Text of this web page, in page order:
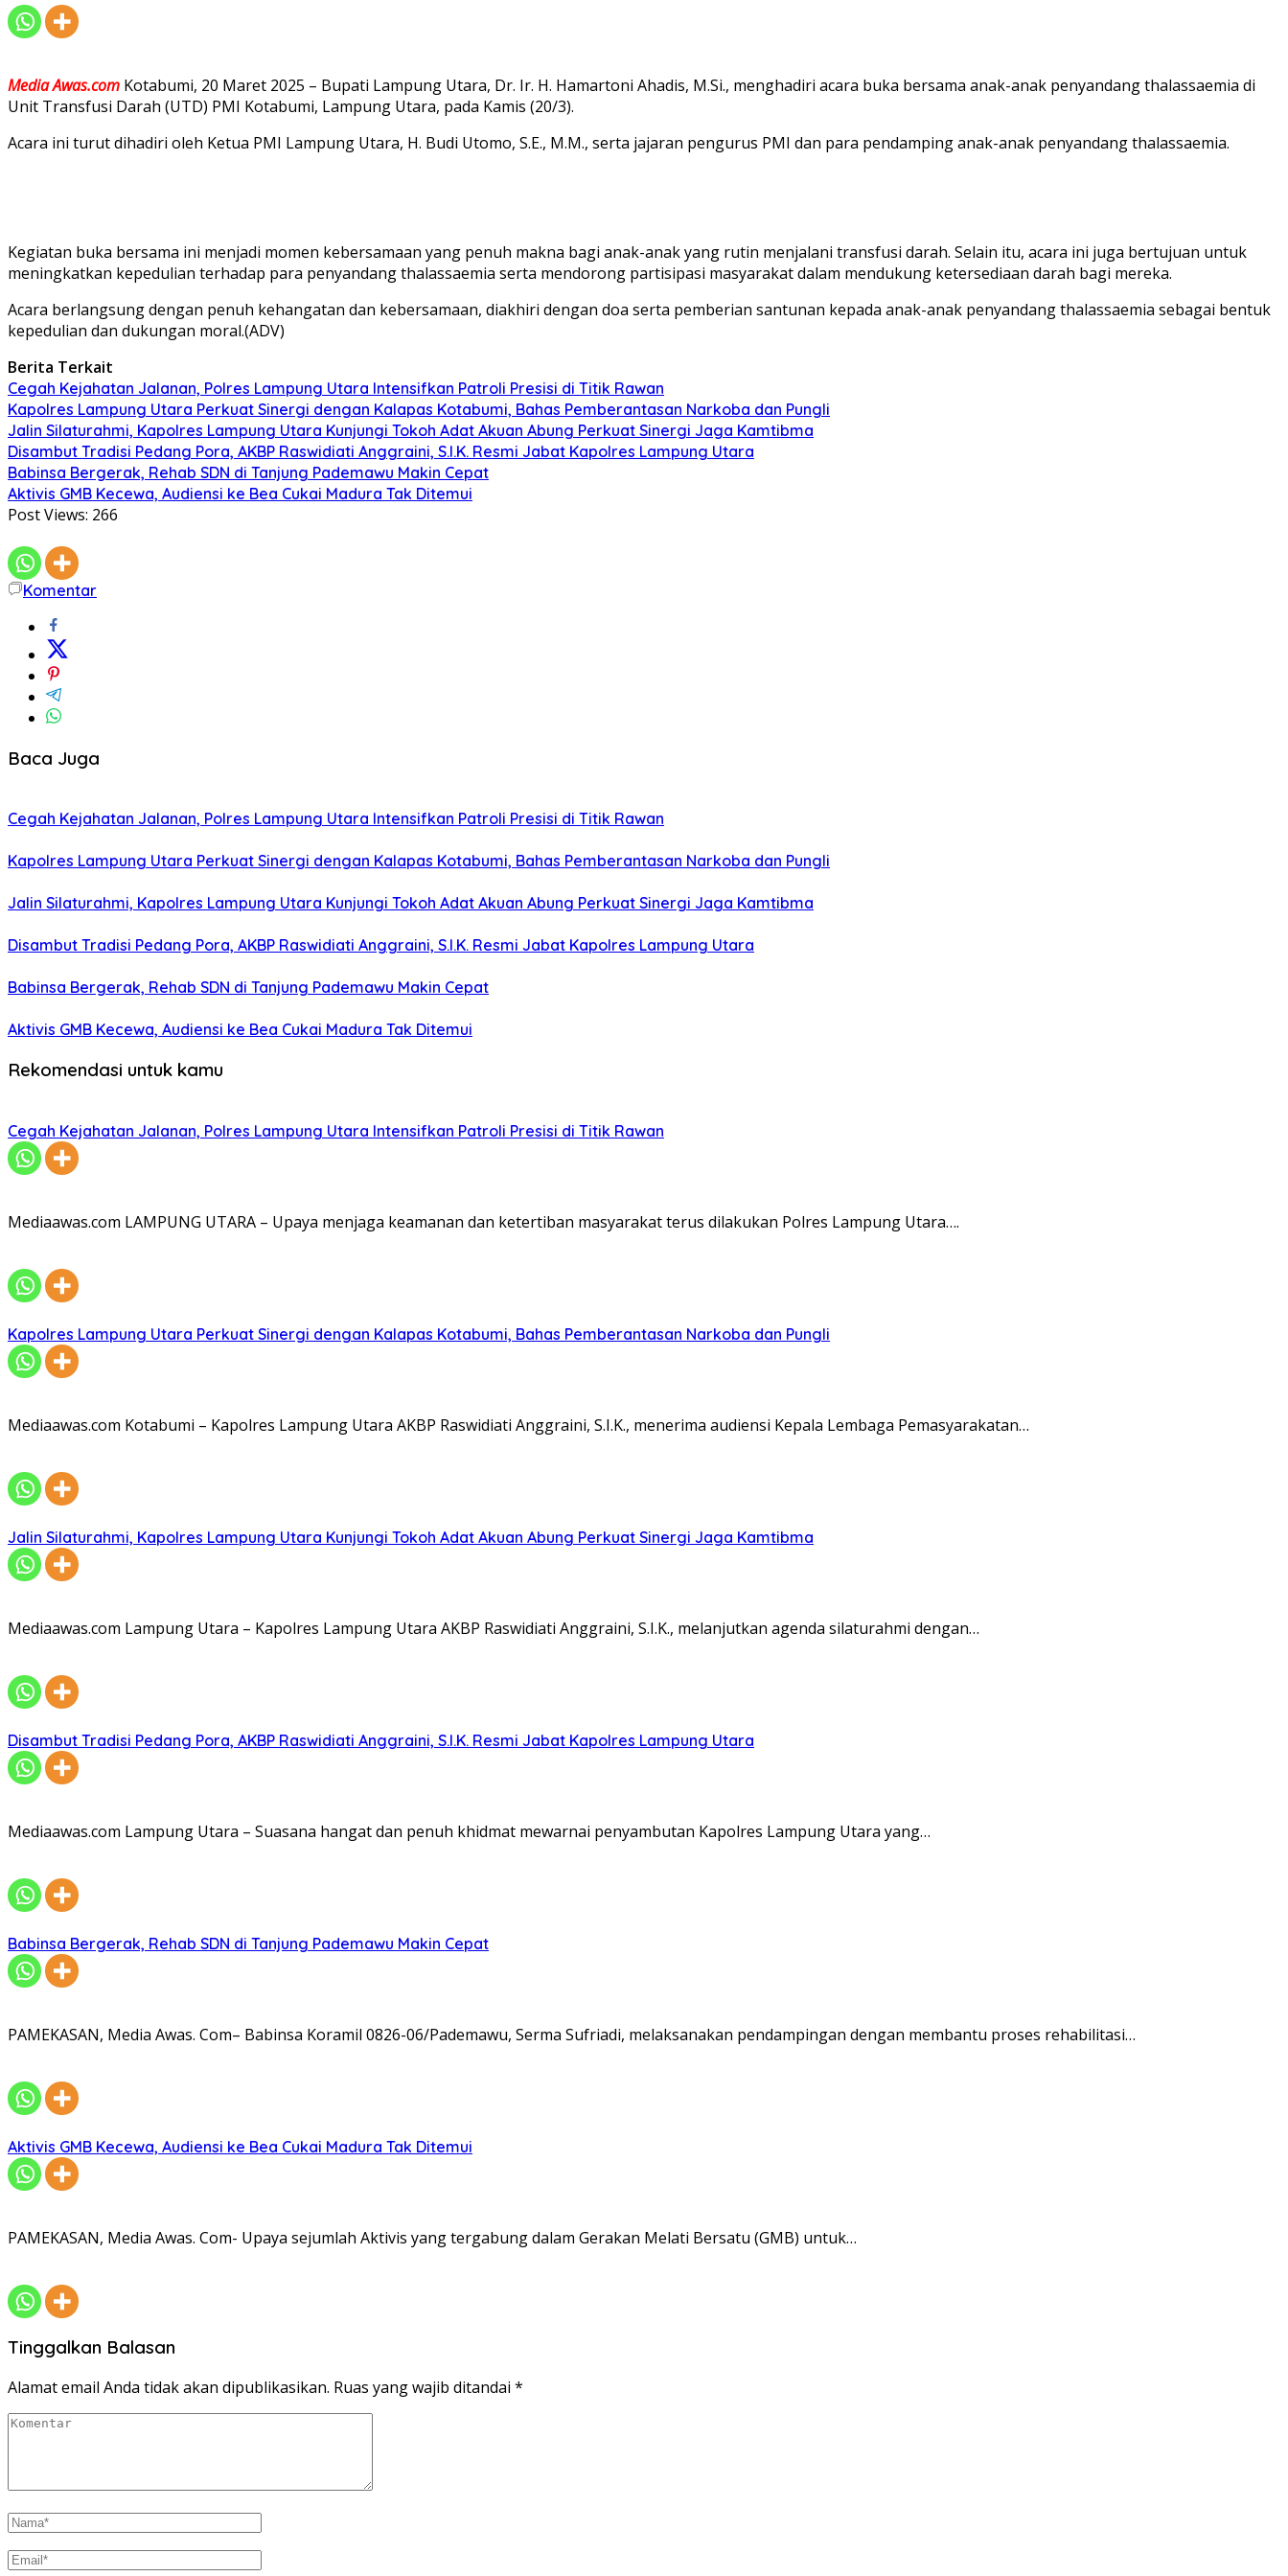
MediaAwas.com Kotabumi, 20 Maret 2025 – Bupati Lampung Utara, Dr. Ir. H. Hamartoni Ahadis, M.Si., menghadiri acara buka bersama anak-anak penyandang thalassaemia di
Unit Transfusi Darah (UTD) PMI Kotabumi, Lampung Utara, pada Kamis (20/3).
Acara ini turut dihadiri oleh Ketua PMI Lampung Utara, H. Budi Utomo, S.E., M.M., serta jajaran pengurus PMI dan para pendamping anak-anak penyandang thalassaemia.
Kegiatan buka bersama ini menjadi momen kebersamaan yang penuh makna bagi anak-anak yang rutin menjalani transfusi darah. Selain itu, acara ini juga bertujuan untuk
meningkatkan kepedulian terhadap para penyandang thalassaemia serta mendorong partisipasi masyarakat dalam mendukung ketersediaan darah bagi mereka.
Acara berlangsung dengan penuh kehangatan dan kebersamaan, diakhiri dengan doa serta pemberian santunan kepada anak-anak penyandang thalassaemia sebagai bentuk
kepedulian dan dukungan moral.(ADV)
Berita Terkait
Cegah Kejahatan Jalanan, Polres Lampung Utara Intensifkan Patroli Presisi di Titik Rawan
Kapolres Lampung Utara Perkuat Sinergi dengan Kalapas Kotabumi, Bahas Pemberantasan Narkoba dan Pungli
Jalin Silaturahmi, Kapolres Lampung Utara Kunjungi Tokoh Adat Akuan Abung Perkuat Sinergi Jaga Kamtibma
Disambut Tradisi Pedang Pora, AKBP Raswidiati Anggraini, S.I.K. Resmi Jabat Kapolres Lampung Utara
Babinsa Bergerak, Rehab SDN di Tanjung Pademawu Makin Cepat
Aktivis GMB Kecewa, Audiensi ke Bea Cukai Madura Tak Ditemui
Post Views: 266
Komentar
Baca Juga
Cegah Kejahatan Jalanan, Polres Lampung Utara Intensifkan Patroli Presisi di Titik Rawan
Kapolres Lampung Utara Perkuat Sinergi dengan Kalapas Kotabumi, Bahas Pemberantasan Narkoba dan Pungli
Jalin Silaturahmi, Kapolres Lampung Utara Kunjungi Tokoh Adat Akuan Abung Perkuat Sinergi Jaga Kamtibma
Disambut Tradisi Pedang Pora, AKBP Raswidiati Anggraini, S.I.K. Resmi Jabat Kapolres Lampung Utara
Babinsa Bergerak, Rehab SDN di Tanjung Pademawu Makin Cepat
Aktivis GMB Kecewa, Audiensi ke Bea Cukai Madura Tak Ditemui
Rekomendasi untuk kamu
Cegah Kejahatan Jalanan, Polres Lampung Utara Intensifkan Patroli Presisi di Titik Rawan
Mediaawas.com LAMPUNG UTARA – Upaya menjaga keamanan dan ketertiban masyarakat terus dilakukan Polres Lampung Utara….
Kapolres Lampung Utara Perkuat Sinergi dengan Kalapas Kotabumi, Bahas Pemberantasan Narkoba dan Pungli
Mediaawas.com Kotabumi – Kapolres Lampung Utara AKBP Raswidiati Anggraini, S.I.K., menerima audiensi Kepala Lembaga Pemasyarakatan…
Jalin Silaturahmi, Kapolres Lampung Utara Kunjungi Tokoh Adat Akuan Abung Perkuat Sinergi Jaga Kamtibma
Mediaawas.com Lampung Utara – Kapolres Lampung Utara AKBP Raswidiati Anggraini, S.I.K., melanjutkan agenda silaturahmi dengan…
Disambut Tradisi Pedang Pora, AKBP Raswidiati Anggraini, S.I.K. Resmi Jabat Kapolres Lampung Utara
Mediaawas.com Lampung Utara – Suasana hangat dan penuh khidmat mewarnai penyambutan Kapolres Lampung Utara yang…
Babinsa Bergerak, Rehab SDN di Tanjung Pademawu Makin Cepat
PAMEKASAN, Media Awas. Com– Babinsa Koramil 0826-06/Pademawu, Serma Sufriadi, melaksanakan pendampingan dengan membantu proses rehabilitasi…
Aktivis GMB Kecewa, Audiensi ke Bea Cukai Madura Tak Ditemui
PAMEKASAN, Media Awas. Com- Upaya sejumlah Aktivis yang tergabung dalam Gerakan Melati Bersatu (GMB) untuk…
Tinggalkan Balasan
Alamat email Anda tidak akan dipublikasikan. Ruas yang wajib ditandai *